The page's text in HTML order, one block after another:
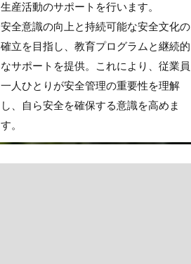
生産活動のサポートを行います。
安全意識の向上と持続可能な安全文化の
確立を目指し、教育プログラムと継続的
なサポートを提供。これにより、従業員
一人ひとりが安全管理の重要性を理解
し、自ら安全を確保する意識を高めま
す。